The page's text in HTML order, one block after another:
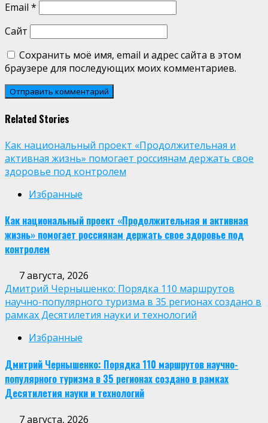
Email *
Сайт
Сохранить моё имя, email и адрес сайта в этом
браузере для последующих моих комментариев.
Related Stories
Как национальный проект «Продолжительная и
активная жизнь» помогает россиянам держать свое
здоровье под контролем
Избранные
Как национальный проект «Продолжительная и активная
жизнь» помогает россиянам держать свое здоровье под
контролем
7 августа, 2026
Дмитрий Чернышенко: Порядка 110 маршрутов
научно-популярного туризма в 35 регионах создано в
рамках Десятилетия науки и технологий
Избранные
Дмитрий Чернышенко: Порядка 110 маршрутов научно-
популярного туризма в 35 регионах создано в рамках
Десятилетия науки и технологий
7 августа, 2026